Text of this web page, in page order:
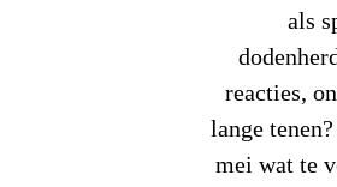
als
reacties,
lange
mei wat te